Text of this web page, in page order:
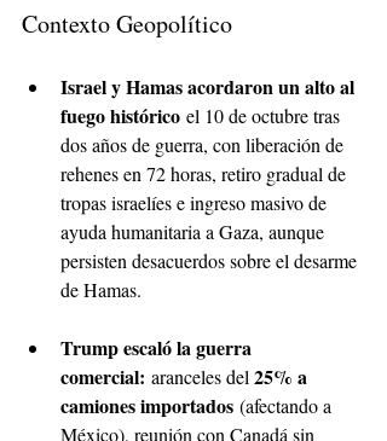
Contexto Geopolítico
Israel y Hamas acordaron un alto al
fuego histórico el 10 de octubre tras
dos años de guerra, con liberación de
rehenes en 72 horas, retiro gradual de
tropas israelíes e ingreso masivo de
ayuda humanitaria a Gaza, aunque
persisten desacuerdos sobre el desarme
de Hamas.
Trump escaló la guerra
comercial: aranceles del 25% a
camiones importados (afectando a
México), reunión con Canadá sin